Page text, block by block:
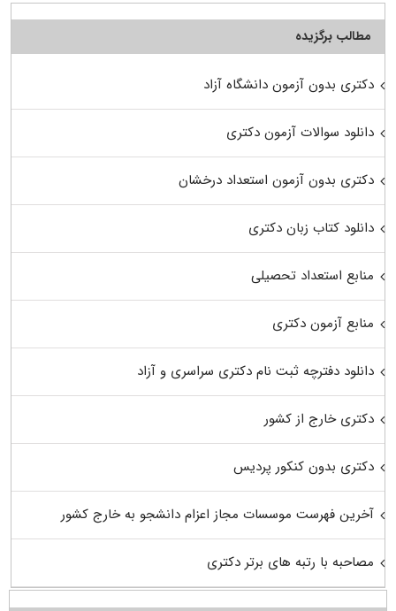
مطالب برگزیده
دکتری بدون آزمون دانشگاه آزاد
دانلود سوالات آزمون دکتری
دکتری بدون آزمون استعداد درخشان
دانلود کتاب زبان دکتری
منابع استعداد تحصیلی
منابع آزمون دکتری
دانلود دفترچه ثبت نام دکتری سراسری و آزاد
دکتری خارج از کشور
دکتری بدون کنکور پردیس
آخرین فهرست موسسات مجاز اعزام دانشجو به خارج کشور
مصاحبه با رتبه های برتر دکتری